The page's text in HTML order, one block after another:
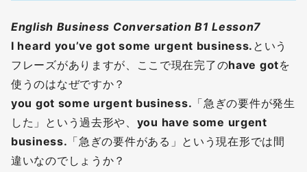
English Business Conversation B1 Lesson7
I heard you’ve got some urgent business. という
フレーズがありますが、ここで現在完了のhave gotを
使うのはなぜですか？
you got some urgent business. 「急ぎの要件が発生
した」という過去形や、 you have some urgent
business. 「急ぎの要件がある」という現在形では間
違いなのでしょうか？